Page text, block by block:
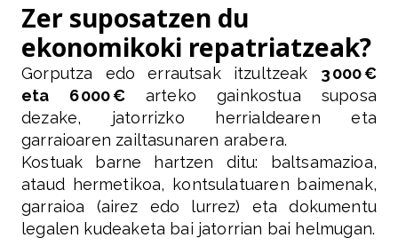
Zer suposatzen du
ekonomikoki repatriatzeak?
Gorputza edo errautsak itzultzeak 3 000 €
eta 6 000 €arteko gainkostua suposa
dezake, jatorrizko herrialdearen eta
garraioaren zailtasunaren arabera.
Kostuak barne hartzen ditu: baltsamazioa,
ataud hermetikoa, kontsulatuaren baimenak,
garraioa (airez edo lurrez) eta dokumentu
legalen kudeaketa bai jatorrian bai helmugan.